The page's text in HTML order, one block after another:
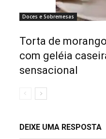
Doces e Sobremesas
Torta de
com geléia
sensacional
DEIXE UMA RESPOSTA